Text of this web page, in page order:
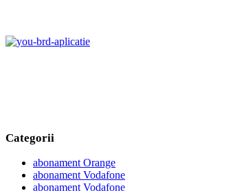
Categorii
abonament Orange
abonament Vodafone
abonament Vodafone